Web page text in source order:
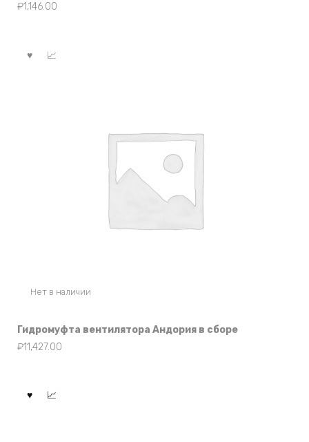
₽1,146.00
Нет в наличии
Гидромуфта вентилятора Андория в сборе
₽11,427.00